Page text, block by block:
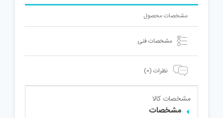
مشخصات محصول
مشخصات فنی
نظرات (0)
مشخصات کالا
مشخصات